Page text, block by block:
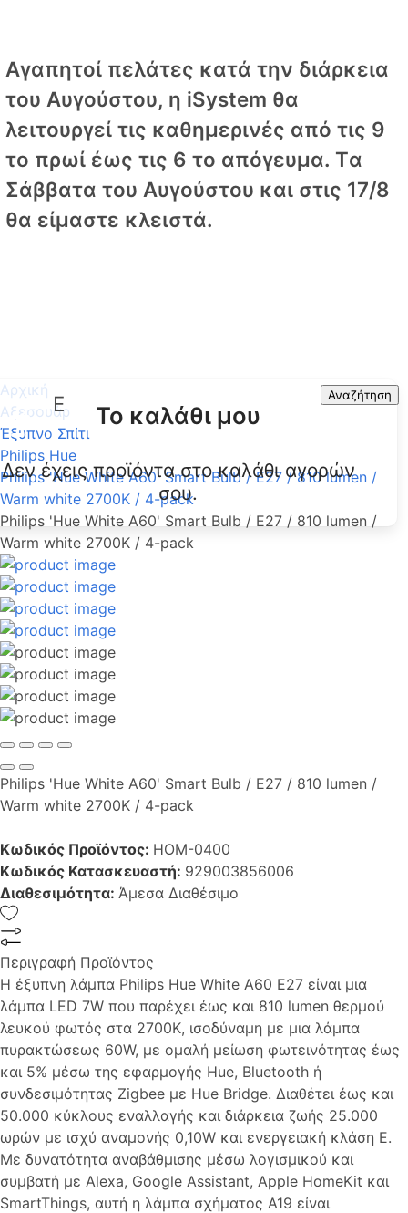
Αγαπητοί πελάτες κατά την διάρκεια
του Αυγούστου, η iSystem θα
λειτουργεί τις καθημερινές από τις 9
το πρωί έως τις 6 το απόγευμα. Tα
Σάββατα του Αυγούστου και στις 17/8
θα είμαστε κλειστά.
Αναζήτηση
Το καλάθι μου
Δεν έχεις προϊόντα στο καλάθι αγορών
σου.
Αρχική
Αξεσουάρ
Έξυπνο Σπίτι
Philips Hue
Philips 'Hue White A60' Smart Bulb / E27 / 810 lumen /
Warm white 2700K / 4-pack
Philips 'Hue White A60' Smart Bulb / E27 / 810 lumen /
Warm white 2700K / 4-pack
Philips 'Hue White A60' Smart Bulb / E27 / 810 lumen /
Warm white 2700K / 4-pack
Κωδικός Προϊόντος: HOM-0400
Κωδικός Κατασκευαστή: 929003856006
Διαθεσιμότητα: Άμεσα Διαθέσιμο
Περιγραφή Προϊόντος
Η έξυπνη λάμπα Philips Hue White A60 E27 είναι μια
λάμπα LED 7W που παρέχει έως και 810 lumen θερμού
λευκού φωτός στα 2700K, ισοδύναμη με μια λάμπα
πυρακτώσεως 60W, με ομαλή μείωση φωτεινότητας έως
και 5% μέσω της εφαρμογής Hue, Bluetooth ή
συνδεσιμότητας Zigbee με Hue Bridge. Διαθέτει έως και
50.000 κύκλους εναλλαγής και διάρκεια ζωής 25.000
ωρών με ισχύ αναμονής 0,10W και ενεργειακή κλάση E.
Με δυνατότητα αναβάθμισης μέσω λογισμικού και
συμβατή με Alexa, Google Assistant, Apple HomeKit και
SmartThings, αυτή η λάμπα σχήματος A19 είναι